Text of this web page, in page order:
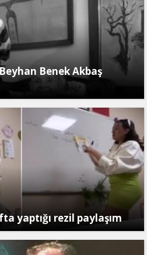
Benek Akbaş
yaptığı rezil paylaşım